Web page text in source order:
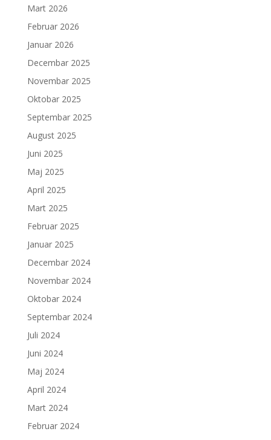
Mart 2026
Februar 2026
Januar 2026
Decembar 2025
Novembar 2025
Oktobar 2025
Septembar 2025
August 2025
Juni 2025
Maj 2025
April 2025
Mart 2025
Februar 2025
Januar 2025
Decembar 2024
Novembar 2024
Oktobar 2024
Septembar 2024
Juli 2024
Juni 2024
Maj 2024
April 2024
Mart 2024
Februar 2024